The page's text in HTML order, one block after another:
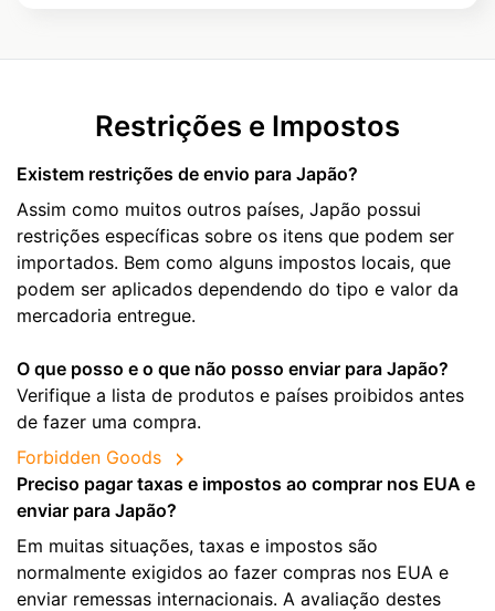
Restrições e Impostos
Existem restrições de envio para Japão?
Assim como muitos outros países, Japão possui
restrições específicas sobre os itens que podem ser
importados. Bem como alguns impostos locais, que
podem ser aplicados dependendo do tipo e valor da
mercadoria entregue.
O que posso e o que não posso enviar para Japão?
Verifique a lista de produtos e países proibidos antes
de fazer uma compra.
Forbidden Goods
Preciso pagar taxas e impostos ao comprar nos EUA e
enviar para Japão?
Em muitas situações, taxas e impostos são
normalmente exigidos ao fazer compras nos EUA e
enviar remessas internacionais. A avaliação destes